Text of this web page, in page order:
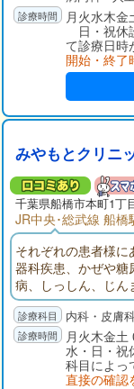
月火水木
日・祝休
て診療日
開始・終了
みやもとクリニ
千葉県船橋市本町1丁
JR中央･総武線 船橋
それぞれの患者様
器科疾患、かぜや
病、しっしん、じん
採血、エコー（腹
たします。CT、MRI
ます。なるべく不必
合った薬を考えて
内科・皮膚
月火木金
水・日・
科目によ
直接の確認